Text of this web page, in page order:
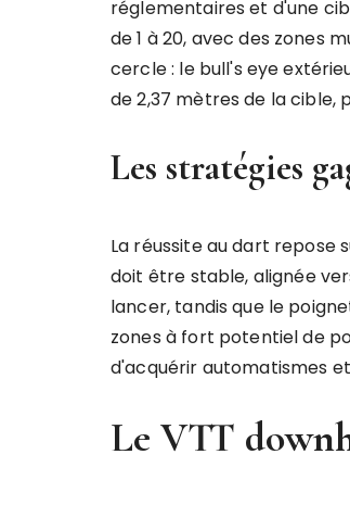
réglementaires et d'une
de 1 à 20, avec des zones
cercle : le bull's eye
de 2,37 mètres de la cible,
Les stratégies
La réussite au dart repose
doit être stable, alignée
lancer, tandis que le
zones à fort potentiel de
d'acquérir automatismes
Le VTT